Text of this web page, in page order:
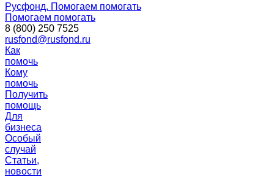
Русфонд. Помогаем помогать
Помогаем помогать
8 (800) 250 7525
rusfond@rusfond.ru
Как
помочь
Кому
помочь
Получить
помощь
Для
бизнеса
Особый
случай
Статьи,
новости